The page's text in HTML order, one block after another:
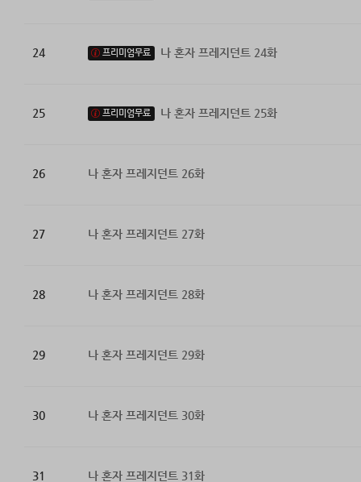
24 프리미엄무료 나 혼자 프레지던트 24화
25 프리미엄무료 나 혼자 프레지던트 25화
26 나 혼자 프레지던트 26화
27 나 혼자 프레지던트 27화
28 나 혼자 프레지던트 28화
29 나 혼자 프레지던트 29화
30 나 혼자 프레지던트 30화
31 나 혼자 프레지던트 31화